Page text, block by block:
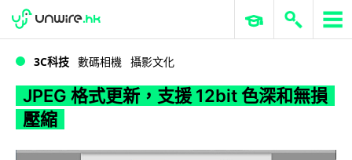
JPEG 格式更新，支援 12bit 色深和無損壓縮
WWDC 2026 ERP 與商業 AI
3C科技 數碼相機 攝影文化
JPEG 格式更新，支援 12bit 色深和無損
壓縮